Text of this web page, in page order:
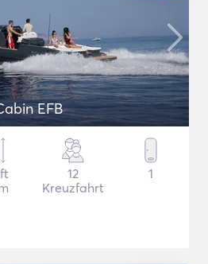
EFB
12
Kreuzfahrt
1